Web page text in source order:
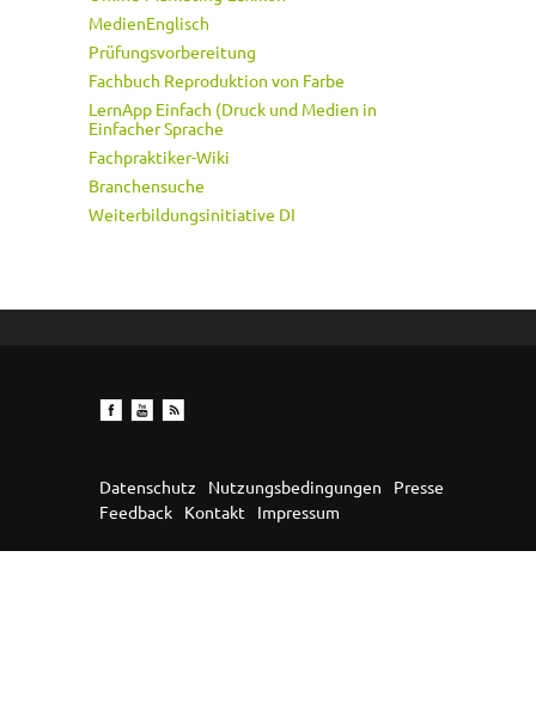
MedienEnglisch
Prüfungsvorbereitung
Fachbuch Reproduktion von Farbe
LernApp Einfach (Druck und Medien in
Einfacher Sprache
Fachpraktiker-Wiki
Branchensuche
Weiterbildungsinitiative DI
Datenschutz Nutzungsbedingungen
Presse
Feedback
Kontakt Impressum